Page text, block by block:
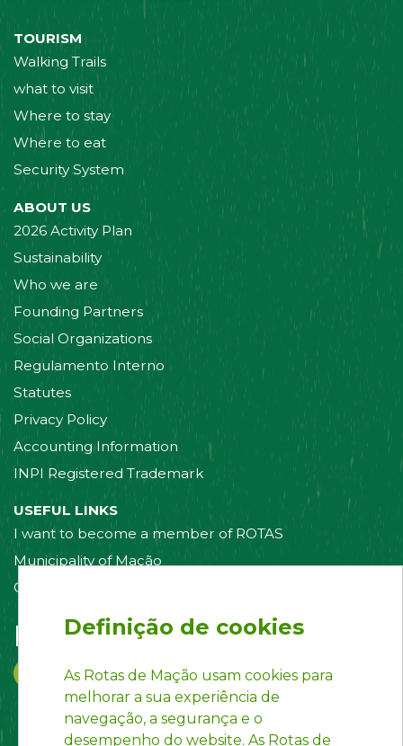
TOURISM
Walking Trails
what to visit
Where to stay
Where to eat
Security System
ABOUT US
2026 Activity Plan
Sustainability
Who we are
Founding Partners
Social Organizations
Regulamento Interno
Statutes
Privacy Policy
Accounting Information
INPI Registered Trademark
USEFUL LINKS
I want to become a member of ROTAS
Municipality of Mação
Contact us
Follow us on:
Definição de cookies
As Rotas de Mação usam cookies para
melhorar a sua experiência de
navegação, a segurança e o
desempenho do website. As Rotas de